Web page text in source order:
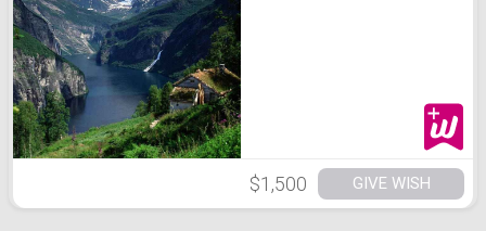
$1,500 GIVE WISH